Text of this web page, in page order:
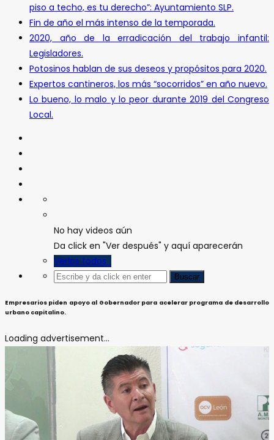
piso a techo, es tu derecho”: Ayuntamiento SLP.
Fin de año el más intenso de la temporada.
2020, año de la erradicación del trabajo infantil:
Legisladores.
Potosinos hablan de sus deseos y propósitos para 2020.
Expertos cantineros, los más “socorridos” en año nuevo.
Lo bueno, lo malo y lo peor durante 2019 del Congreso
Local.
No hay videos aún
Da click en "Ver después" y aquí aparecerán
Verlos todos
Empresarios piden apoyo al Gobernador para acelerar programa de desarrollo
urbano capitalino.
Loading advertisement...